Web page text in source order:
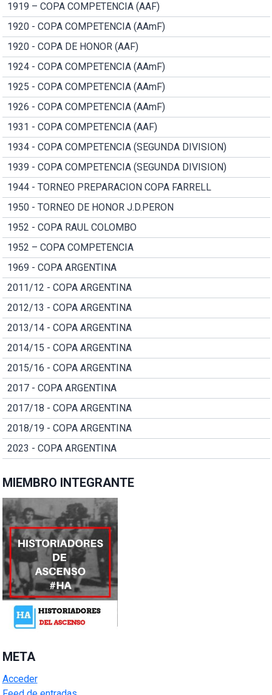
1919 – COPA COMPETENCIA (AAF)
1920 - COPA COMPETENCIA (AAmF)
1920 - COPA DE HONOR (AAF)
1924 - COPA COMPETENCIA (AAmF)
1925 - COPA COMPETENCIA (AAmF)
1926 - COPA COMPETENCIA (AAmF)
1931 - COPA COMPETENCIA (AAF)
1934 - COPA COMPETENCIA (SEGUNDA DIVISION)
1939 - COPA COMPETENCIA (SEGUNDA DIVISION)
1944 - TORNEO PREPARACION COPA FARRELL
1950 - TORNEO DE HONOR J.D.PERON
1952 - COPA RAUL COLOMBO
1952 – COPA COMPETENCIA
1969 - COPA ARGENTINA
2011/12 - COPA ARGENTINA
2012/13 - COPA ARGENTINA
2013/14 - COPA ARGENTINA
2014/15 - COPA ARGENTINA
2015/16 - COPA ARGENTINA
2017 - COPA ARGENTINA
2017/18 - COPA ARGENTINA
2018/19 - COPA ARGENTINA
2023 - COPA ARGENTINA
MIEMBRO INTEGRANTE
META
Acceder